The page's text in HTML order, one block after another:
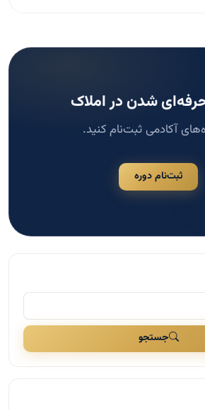
شدن در املاک
آکادمی ثبت‌نام کنید.
ثبت‌نام دوره
جستجو